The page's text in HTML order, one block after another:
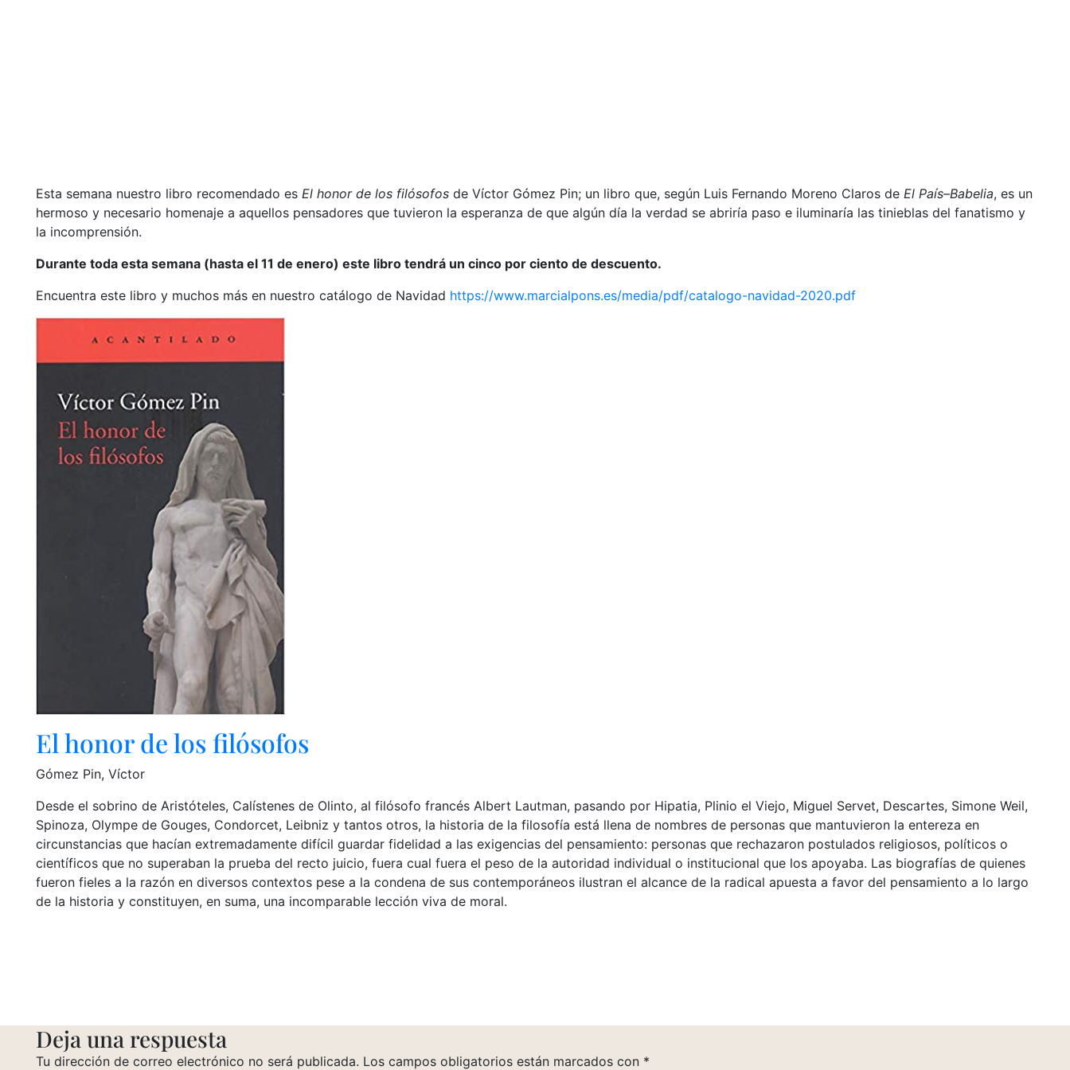
Esta semana nuestro libro recomendado es El honor de los filósofosde Víctor Gómez Pin; un libro que, según Luis Fernando Moreno Claros de El País–Babelia, es un
hermoso y necesario homenaje a aquellos pensadores que tuvieron la esperanza de que algún día la verdad se abriría paso e iluminaría las tinieblas del fanatismo y
la incomprensión.
Durante toda esta semana (hasta el 11 de enero) este libro tendrá un cinco por ciento de descuento.
Encuentra este libro y muchos más en nuestro catálogo de Navidad https://www.marcialpons.es/media/pdf/catalogo-navidad-2020.pdf
El honor de los filósofos
Gómez Pin, Víctor
Desde el sobrino de Aristóteles, Calístenes de Olinto, al filósofo francés Albert Lautman, pasando por Hipatia, Plinio el Viejo, Miguel Servet, Descartes, Simone Weil,
Spinoza, Olympe de Gouges, Condorcet, Leibniz y tantos otros, la historia de la filosofía está llena de nombres de personas que mantuvieron la entereza en
circunstancias que hacían extremadamente difícil guardar fidelidad a las exigencias del pensamiento: personas que rechazaron postulados religiosos, políticos o
científicos que no superaban la prueba del recto juicio, fuera cual fuera el peso de la autoridad individual o institucional que los apoyaba. Las biografías de quienes
fueron fieles a la razón en diversos contextos pese a la condena de sus contemporáneos ilustran el alcance de la radical apuesta a favor del pensamiento a lo largo
de la historia y constituyen, en suma, una incomparable lección viva de moral.
Deja una respuesta
Tu dirección de correo electrónico no será publicada. Los campos obligatorios están marcados con *